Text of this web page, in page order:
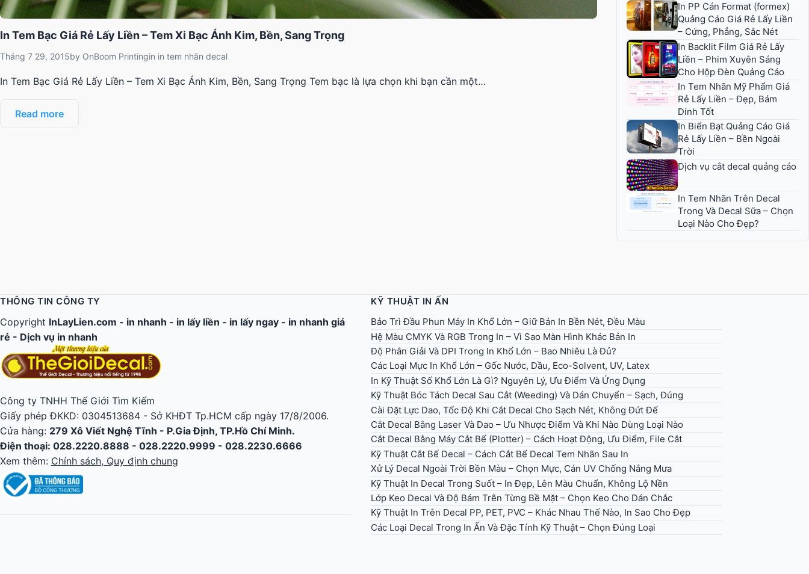
In Tem Bạc Giá Rẻ Lấy Liền – Tem Xi Bạc Ánh Kim, Bền, Sang Trọng
Tháng 7 29, 2015by OnBoom Printingin in tem nhãn decal
In Tem Bạc Giá Rẻ Lấy Liền – Tem Xi Bạc Ánh Kim, Bền, Sang Trọng Tem bạc là lựa chọn khi bạn cần một…
Read more
In PP Cán Format (formex)
Quảng Cáo Giá Rẻ Lấy Liền
– Cứng, Phẳng, Sắc Nét
In Backlit Film Giá Rẻ Lấy
Liền – Phim Xuyên Sáng
Cho Hộp Đèn Quảng Cáo
In Tem Nhãn Mỹ Phẩm Giá
Rẻ Lấy Liền – Đẹp, Bám
Dính Tốt
In Biển Bạt Quảng Cáo Giá
Rẻ Lấy Liền – Bền Ngoài
Trời
Dịch vụ cắt decal quảng cáo
In Tem Nhãn Trên Decal
Trong Và Decal Sữa – Chọn
Loại Nào Cho Đẹp?
THÔNG TIN CÔNG TY
Copyright InLayLien.com - in nhanh - in lấy liền - in lấy ngay - in nhanh giá
rẻ - Dịch vụ in nhanh
Công ty TNHH Thế Giới Tìm Kiếm
Giấy phép ĐKKD: 0304513684 - Sở KHĐT Tp.HCM cấp ngày 17/8/2006.
Cửa hàng: 279 Xô Viết Nghệ Tĩnh - P.Gia Định, TP.Hồ Chí Minh.
Điện thoại: 028.2220.8888 - 028.2220.9999 - 028.2230.6666
Xem thêm: Chính sách, Quy định chung
KỸ THUẬT IN ẤN
Bảo Trì Đầu Phun Máy In Khổ Lớn – Giữ Bản In Bền Nét, Đều Màu
Hệ Màu CMYK Và RGB Trong In – Vì Sao Màn Hình Khác Bản In
Độ Phân Giải Và DPI Trong In Khổ Lớn – Bao Nhiêu Là Đủ?
Các Loại Mực In Khổ Lớn – Gốc Nước, Dầu, Eco-Solvent, UV, Latex
In Kỹ Thuật Số Khổ Lớn Là Gì? Nguyên Lý, Ưu Điểm Và Ứng Dụng
Kỹ Thuật Bóc Tách Decal Sau Cắt (Weeding) Và Dán Chuyển – Sạch, Đúng
Cài Đặt Lực Dao, Tốc Độ Khi Cắt Decal Cho Sạch Nét, Không Đứt Đế
Cắt Decal Bằng Laser Và Dao – Ưu Nhược Điểm Và Khi Nào Dùng Loại Nào
Cắt Decal Bằng Máy Cắt Bế (Plotter) – Cách Hoạt Động, Ưu Điểm, File Cắt
Kỹ Thuật Cắt Bế Decal – Cách Cắt Bế Decal Tem Nhãn Sau In
Xử Lý Decal Ngoài Trời Bền Màu – Chọn Mực, Cán UV Chống Nắng Mưa
Kỹ Thuật In Decal Trong Suốt – In Đẹp, Lên Màu Chuẩn, Không Lộ Nền
Lớp Keo Decal Và Độ Bám Trên Từng Bề Mặt – Chọn Keo Cho Dán Chắc
Kỹ Thuật In Trên Decal PP, PET, PVC – Khác Nhau Thế Nào, In Sao Cho Đẹp
Các Loại Decal Trong In Ấn Và Đặc Tính Kỹ Thuật – Chọn Đúng Loại